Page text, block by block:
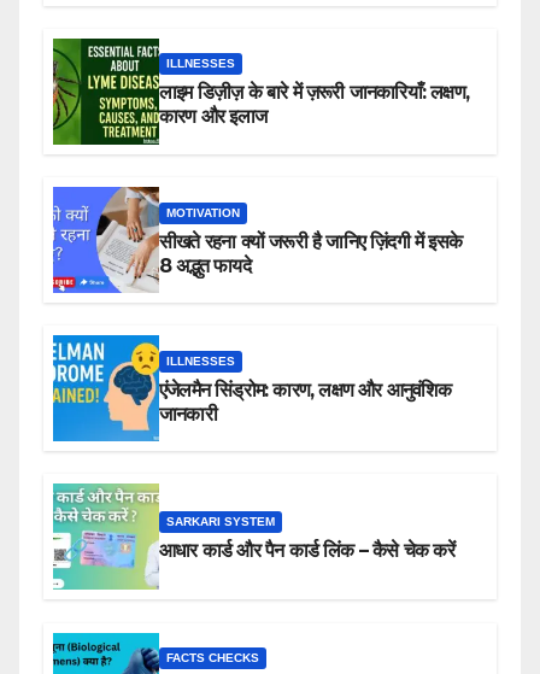
ILLNESSES
लाइम डिज़ीज़ के बारे में ज़रूरी जानकारियाँ: लक्षण,
कारण और इलाज
MOTIVATION
सीखते रहना क्यों जरूरी है जानिए ज़िंदगी में इसके
8 अद्भुत फायदे
ILLNESSES
एंजेलमैन सिंड्रोम: कारण, लक्षण और आनुवंशिक
जानकारी
SARKARI SYSTEM
आधार कार्ड और पैन कार्ड लिंक – कैसे चेक करें
FACTS CHECKS